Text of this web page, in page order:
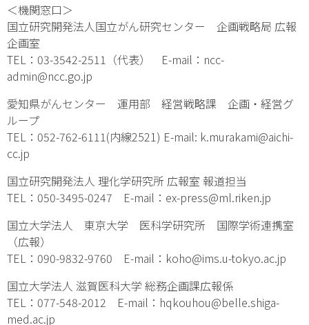
＜機関窓口＞
国立研究開発法人国立がん研究センター 企画戦略局 広報
企画室
TEL：03-3542-2511（代表） E-mail：ncc-
admin@ncc.go.jp
愛知県がんセンター 運用部 経営戦略課 企画・経営グ
ループ
TEL：052-762-6111(内線2521) E-mail: k.murakami@aichi-
cc.jp
国立研究開発法人 理化学研究所 広報室 報道担当
TEL：050-3495-0247 E-mail：ex-press@ml.riken.jp
国立大学法人 東京大学 医科学研究所 国際学術連携室
（広報）
TEL：090-9832-9760 E-mail：koho@ims.u-tokyo.ac.jp
国立大学法人 滋賀医科大学 総務企画課広報係
TEL：077-548-2012 E-mail：hqkouhou@belle.shiga-
med.ac.jp